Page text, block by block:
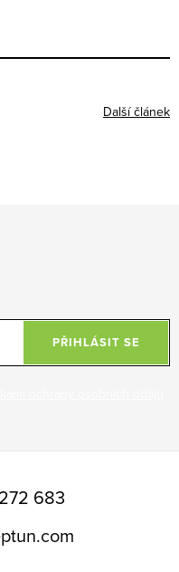
Další článek
PŘIHLÁSIT SE
683